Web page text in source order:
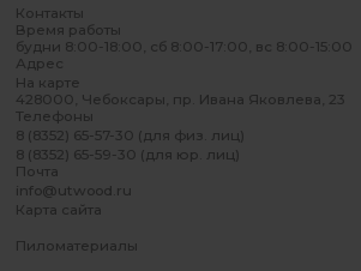
Контакты
Время работы
будни 8:00-18:00, сб 8:00-17:00, вс 8:00-15:00
Адрес
На карте
428000, Чебоксары, пр. Ивана Яковлева, 23
Телефоны
8 (8352) 65-57-30 (для физ. лиц)
8 (8352) 65-59-30 (для юр. лиц)
Почта
info@utwood.ru
Карта сайта
Пиломатериалы